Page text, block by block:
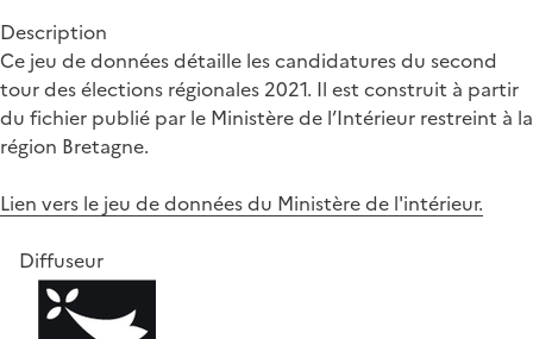
Description
Ce jeu de données détaille les candidatures du second
tour des élections régionales 2021. Il est construit à partir
du fichier publié par le Ministère de l’Intérieur restreint à la
région Bretagne.
Lien vers le jeu de données du Ministère de l'intérieur.
Diffuseur